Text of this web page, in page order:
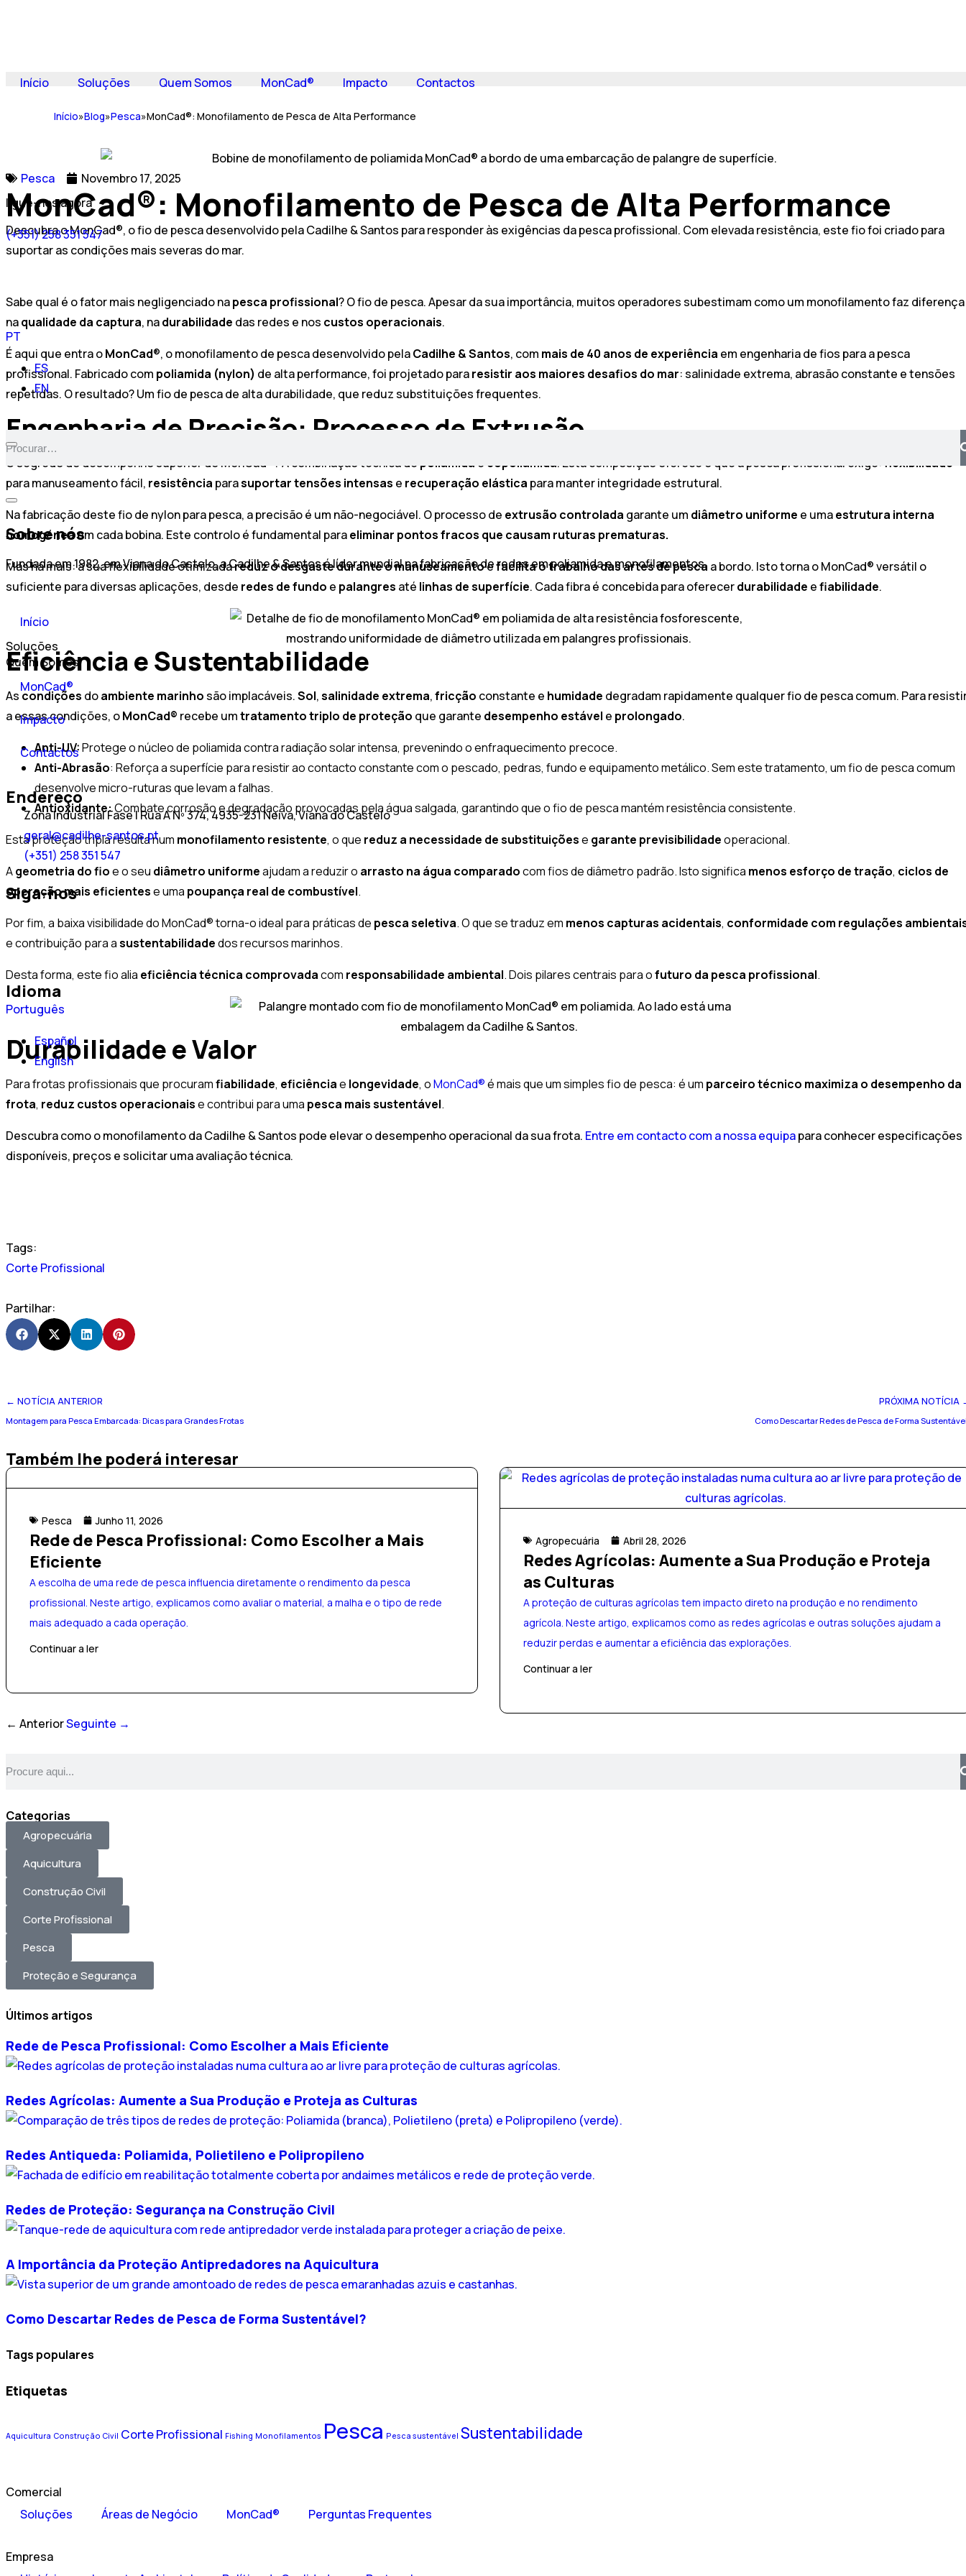
Início Soluções Quem Somos MonCad® Impacto Contactos
ligue-nos agora
(+351) 258 351 547
PT
ES
EN
Sobre nós
Fundada em 1982, em Viana do Castelo, a Cadilhe & Santos é líder mundial na fabricação de redes em poliamida e monofilamentos.
Início
Soluções
Quem Somos
MonCad®
Impacto
Contactos
Endereço
Zona Industrial Fase I Rua A Nº 374, 4935-231 Neiva, Viana do Castelo
geral@cadilhe-santos.pt
(+351) 258 351 547
Siga-nos
Idioma
Português
Español
English
Início»Blog»Pesca»MonCad®: Monofilamento de Pesca de Alta Performance
Pesca Novembro 17, 2025
MonCad®: Monofilamento de Pesca de Alta Performance
Descubra o MonCad®, o fio de pesca desenvolvido pela Cadilhe & Santos para responder às exigências da pesca profissional. Com elevada resistência, este fio foi criado para
suportar as condições mais severas do mar.
Sabe qual é o fator mais negligenciado napesca profissional? O fio de pesca. Apesar da sua importância, muitos operadores subestimam como um monofilamento faz diferença
naqualidade da captura, nadurabilidade das redes e nos custos operacionais.
É aqui que entra oMonCad®, o monofilamento de pesca desenvolvido pelaCadilhe & Santos, com mais de 40 anos de experiência em engenharia de fios para a pesca
profissional. Fabricado com poliamida (nylon) de alta performance, foi projetado pararesistir aos maiores desafios do mar: salinidade extrema, abrasão constante e tensões
repetidas. O resultado? Um fio de pesca de alta durabilidade, que reduz substituições frequentes.
Engenharia de Precisão: Processo de Extrusão
O segredo do desempenho superior do MonCad®? A combinação técnica de poliamida e copoliamida. Esta composição oferece o que a pesca profissional exige: flexibilidade
para manuseamento fácil, resistência parasuportar tensões intensas e recuperação elástica para manter integridade estrutural.
Na fabricação deste fio de nylon para pesca, a precisão é um não-negociável. O processo de extrusão controlada garante um diâmetro uniforme e umaestrutura interna
homogéneaem cada bobina. Este controlo é fundamental paraeliminar pontos fracos que causam ruturas prematuras.
Mas há mais: a sua flexibilidade otimizadareduz o desgaste durante o manuseamentoefacilita o trabalho das artes de pesca a bordo. Isto torna o MonCad® versátil o
suficiente para diversas aplicações, desde redes de fundo e palangres até linhas de superfície. Cada fibra é concebida para oferecerdurabilidade efiabilidade.
Eficiência e Sustentabilidade
Ascondições doambiente marinhosão implacáveis.Sol,salinidade extrema,fricção constante e humidade degradam rapidamente qualquer fio de pesca comum. Para
a essas condições, oMonCad® recebe umtratamento triplo de proteção que garante desempenho estável e prolongado.
Anti-UV:Protege o núcleo de poliamida contra radiação solar intensa, prevenindo o enfraquecimento precoce.
Anti-Abrasão: Reforça a superfície para resistir ao contacto constante com o pescado, pedras, fundo e equipamento metálico. Sem este tratamento, um fio de pesca comum
desenvolve micro-ruturas que levam a falhas.
Antioxidante:Combate corrosão e degradação provocadas pela água salgada, garantindo que o fio de pesca mantém resistência consistente.
Esta proteção tripla resulta num monofilamento resistente, o que reduz a necessidade de substituiçõese garante previsibilidadeoperacional.
Ageometria dofioe o seu diâmetro uniformeajudam a reduzir o arrasto na água comparadocom fios de diâmetro padrão. Isto significa menos esforço detração, ciclos de
operação mais eficientese uma poupança real de combustível.
Por fim, a baixa visibilidade do MonCad® torna-o ideal para práticas de pescaseletiva. O que se traduz em menos capturas acidentais, conformidade com regulações
e contribuição para asustentabilidadedos recursos marinhos.
Desta forma, este fio alia eficiência técnica comprovadacom responsabilidade ambiental. Dois pilares centrais para ofuturo da pesca profissional.
Durabilidade e Valor
Para frotas profissionais que procuramfiabilidade, eficiênciae longevidade, oMonCad®é mais que um simples fio de pesca: é um parceiro técnico maximiza o desempenho da
frota, reduz custos operacionaise contribui para uma pesca maissustentável.
Descubra como o monofilamento da Cadilhe & Santos pode elevar o desempenho operacional da sua frota. Entre em contacto com a nossa equipapara conhecer especificações
disponíveis, preços e solicitar uma avaliação técnica.
Tags:
Corte Profissional
Partilhar:
← NOTÍCIA ANTERIOR
Montagem para Pesca Embarcada: Dicas para Grandes Frotas
PRÓXIMA NOTÍCIA
Como Descartar Redes de Pesca de Forma
Também lhe poderá interesar
Pesca Junho 11, 2026
Rede de Pesca Profissional: Como Escolher a Mais
Eficiente
A escolha de uma rede de pesca influencia diretamente o rendimento da pesca
profissional. Neste artigo, explicamos como avaliar o material, a malha e o tipo de rede
mais adequado a cada operação.
Continuar a ler
Agropecuária Abril 28, 2026
Redes Agrícolas: Aumente a Sua Produção e Proteja
as Culturas
A proteção de culturas agrícolas tem impacto direto na produção e no rendimento
agrícola. Neste artigo, explicamos como as redes agrícolas e outras soluções ajudam a
reduzir perdas e aumentar a eficiência das explorações.
Continuar a ler
← AnteriorSeguinte →
Categorias
Agropecuária
Aquicultura
Construção Civil
Corte Profissional
Pesca
Proteção e Segurança
Últimos artigos
Rede de Pesca Profissional: Como Escolher a Mais Eficiente
Redes Agrícolas: Aumente a Sua Produção e Proteja as Culturas
Redes Antiqueda: Poliamida, Polietileno e Polipropileno
Redes de Proteção: Segurança na Construção Civil
A Importância da Proteção Antipredadores na Aquicultura
Como Descartar Redes de Pesca de Forma Sustentável?
Tags populares
Etiquetas
Aquicultura Construção Civil Corte Profissional Fishing Monofilamentos Pesca Pesca sustentável Sustentabilidade
Comercial
Soluções
Áreas de Negócio MonCad® Perguntas Frequentes
Empresa